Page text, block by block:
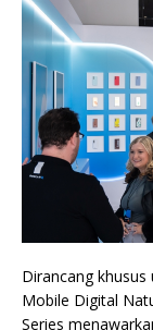
Dirancang
Mobile Digital
Series